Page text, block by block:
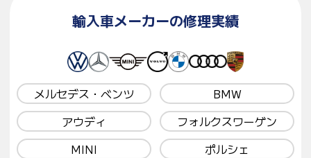
輸入車メーカーの修理実績
メルセデス・ベンツ
BMW
アウディ
フォルクスワーゲン
MINI
ポルシェ